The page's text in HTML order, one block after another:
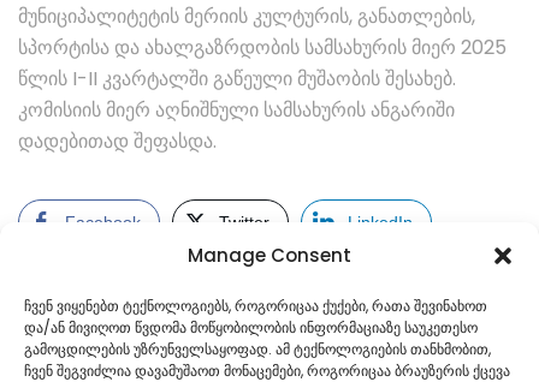
Manage Consent
ჩვენ ვიყენებთ ტექნოლოგიებს, როგორიცაა ქუქები, რათა შევინახოთ
და/ან მივიღოთ წვდომა მოწყობილობის ინფორმაციაზე საუკეთესო
გამოცდილების უზრუნველსაყოფად. ამ ტექნოლოგიების თანხმობით,
ჩვენ შეგვიძლია დავამუშაოთ მონაცემები, როგორიცაა ბრაუზერის ქცევა
მუნიციპალიტეტის მერიის კულტურის, განათლების,
სპორტისა და ახალგაზრდობის სამსახურის მიერ 2025
წლის I-II კვარტალში გაწეული მუშაობის შესახებ.
კომისიის მიერ აღნიშნული სამსახურის ანგარიში
დადებითად შეფასდა.
Facebook Twitter LinkedIn